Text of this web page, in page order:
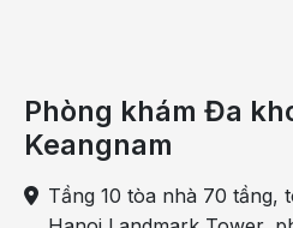
Trong những năm gần đây,
trong những bệnh viện chú
hoạt động hỗ trợ nuôi con
Phòng khám Đa
Keangnam
Tầng 10 tòa nhà 70 tầng,